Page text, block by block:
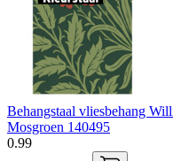
Behangstaal vliesbehang
Mosgroen 140495
0.99